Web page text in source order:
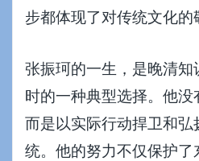
步都体现了对传统文化的
张振珂的一生，是晚清
时的一种典型选择。他没
而是以实际行动捍卫和
统。他的努力不仅保护